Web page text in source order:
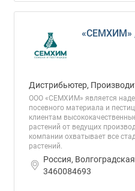
«СЕМХИМ»
Дистрибьютер,
ООО «СЕМХИМ» является
посевного материала и
клиентам
растений от ведущих
компании охватывает все
растений.
Россия,
3460084693